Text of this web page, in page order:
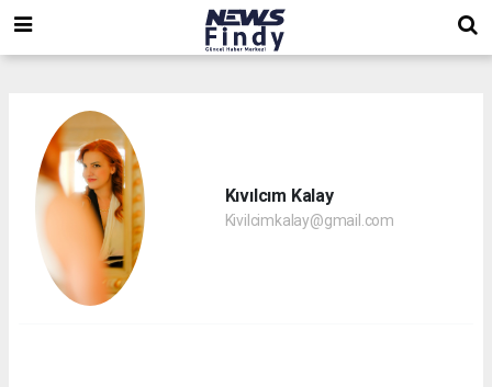
Kıvılcım Kalay
Kivilcimkalay@gmail.com